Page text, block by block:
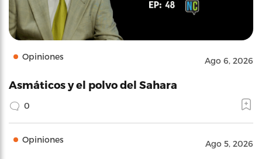
Opiniones Ago 6, 2026
Asmáticos y el polvo del Sahara
0
Opiniones Ago 5, 2026